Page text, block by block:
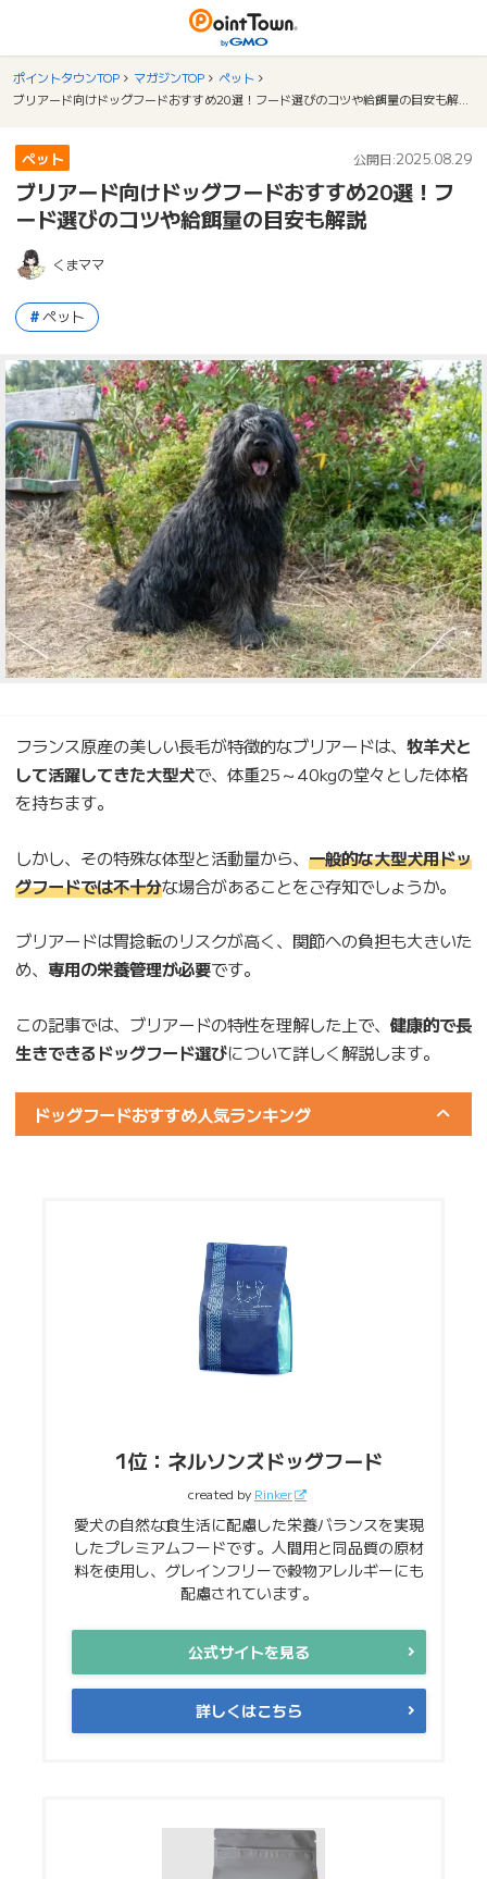
ポイントタウンTOP マガジンTOP
ペット
ペット 公開日:2025.08.29
ブリアード向けドッグフードおすすめ20選！フ
ード選びのコツや給餌量の目安も解説
くまママ
ペット
フランス原産の美しい長毛が特徴的なブリアードは、 牧羊犬と
して活躍してきた大型犬で、体重25～40kgの堂々とした体格
を持ちます。
しかし、その特殊な体型と活動量から、 一般的な大型犬用ドッ
グフードでは不十分な場合があることをご存知でしょうか。
ブリアードは胃捻転のリスクが高く、関節への負担も大きいた
め、 専用の栄養管理が必要です。
この記事では、ブリアードの特性を理解した上で、 健康的で長
生きできるドッグフード選びについて詳しく解説します。
ドッグフードおすすめ人気ランキング
1位：ネルソンズドッグフード
created by Rinker
愛犬の自然な食生活に配慮した栄養バランスを実現
したプレミアムフードです。人間用と同品質の原材
料を使用し、グレインフリーで穀物アレルギーにも
配慮されています。
公式サイトを見る
詳しくはこちら